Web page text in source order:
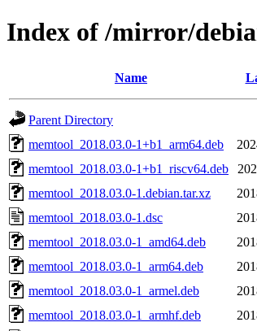
Index of /mirror/
Name
Parent Directory
memtool_2018.03.0-1+b1_arm64.deb
memtool_2018.03.0-1+b1_riscv64.deb
memtool_2018.03.0-1.debian.tar.xz
memtool_2018.03.0-1.dsc
memtool_2018.03.0-1_amd64.deb
memtool_2018.03.0-1_arm64.deb
memtool_2018.03.0-1_armel.deb
memtool_2018.03.0-1_armhf.deb